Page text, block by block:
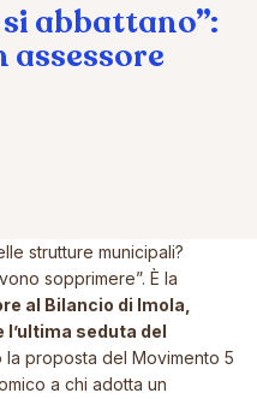
abbattano”:
assessore
strutture municipali?
sopprimere”. È la
al Bilancio di Imola,
l’ultima seduta del
la proposta del Movimento 5
a chi adotta un